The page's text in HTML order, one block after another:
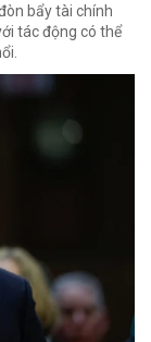
bẩy tài chính
tác động có thể